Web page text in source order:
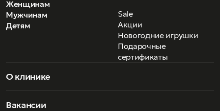
Женщинам
Мужчинам
Детям
Sale
Акции
Новогодние игрушки
Подарочные
сертификаты
О клинике
Вакансии